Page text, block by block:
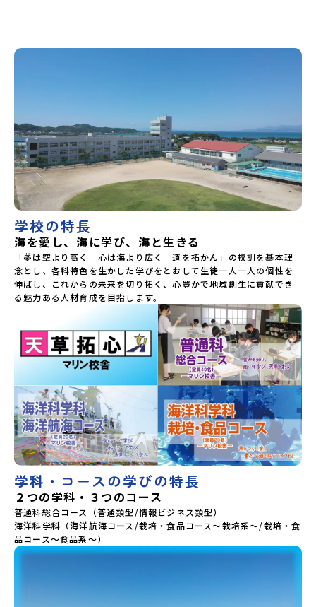
学校の特長
海を愛し、海に学び、海と生きる
「夢は空より高く　心は海より広く　道を拓かん」の校訓を基本理
念とし、各科特色を生かした学びをとおして生徒一人一人の個性を
伸ばし、これからの未来を切り拓く、心豊かで地域創生に貢献でき
る魅力ある人材育成を目指します。
学科・コースの学びの特長
２つの学科・３つのコース
普通科総合コース（普通類型/情報ビジネス類型）
海洋科学科（海洋航海コース/栽培・食品コース～栽培系～/栽培・食
品コース～食品系～）